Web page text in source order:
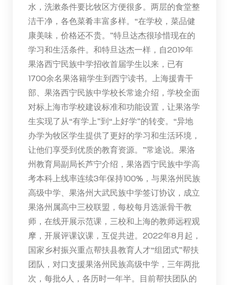
水，洗漱条件要比牧区方便很多。两层的食堂整
洁干净，各色菜肴丰富多样。“在学校，菜品健
康美味，价格还不贵。”特旦达杰很珍惜现在的
学习和生活条件。和特旦达杰一样，自2019年
果洛西宁民族中学招收首届学生以来，已有
1700余名果洛籍学生到西宁读书。上海援青干
部、果洛西宁民族中学校长常途介绍，学校全面
对标上海市学校建设标准和功能设置，让果洛学
生实现了从“有学上”到“上好学”的转变。“异地
办学为牧区学生提供了更好的学习和生活环境，
让他们享受到优质的教育资源。”常途说。果洛
州教育局副局长芦宁介绍，果洛西宁民族中学高
考本科上线率连续3年保持100%，与果洛州民族
高级中学、果洛州大武民族中学签订协议，成立
果洛州属高中三校联盟，每校每月选派骨干教
师，在线开展示范课，三校和上海的教师远程观
摩，开展评课议课，互促共进。2022年8月起，
国家乡村振兴重点帮扶县教育人才“组团式”帮扶
团队，对口支援果洛州民族高级中学，三年两批
次，每批6人，各历时一年半。目前帮扶团队的